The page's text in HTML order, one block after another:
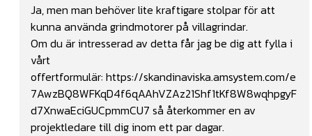
Ja, men man behöver lite kraftigare stolpar för att
kunna använda grindmotorer på villagrindar.
Om du är intresserad av detta får jag be dig att fylla i
vårt
offertformulär: https://skandinaviska.amsystem.com/e
7AwzBQ8WFKqD4f6qAAhVZAz21Shf1tKf8W8wqhpgyF
d7XnwaEciGUCpmmCU7 så återkommer en av
projektledare till dig inom ett par dagar.